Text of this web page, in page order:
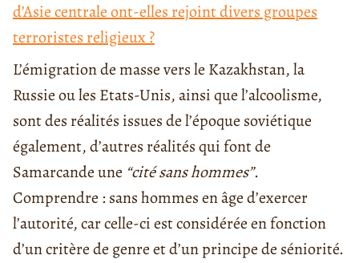
d’Asie centrale ont-elles rejoint divers groupes
terroristes religieux ?
L’émigration de masse vers le Kazakhstan, la
Russie ou les Etats-Unis, ainsi que l’alcoolisme,
sont des réalités issues de l’époque soviétique
également, d’autres réalités qui font de
Samarcande une “cité sans hommes”.
Comprendre : sans hommes en âge d’exercer
l’autorité, car celle-ci est considérée en fonction
d’un critère de genre et d’un principe de séniorité.